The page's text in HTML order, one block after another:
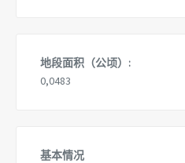
地段面积（公顷）:
0,0483
基本情况